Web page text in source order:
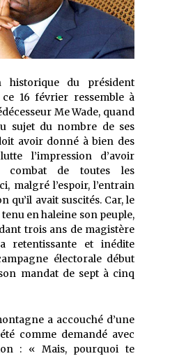
historique du président
16 février ressemble à
Me Wade, quand
sujet du nombre de ses
avoir donné à bien des
l’impression d’avoir
combat de toutes les
malgré l’espoir, l’entrain
qu’il avait suscités. Car, le
en haleine son peuple,
trois ans de magistère
retentissante et inédite
électorale début
mandat de sept à cinq
a accouché d’une
comme demandé avec
: « Mais, pourquoi te